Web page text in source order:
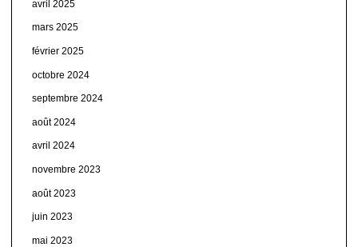
avril 2025
mars 2025
février 2025
octobre 2024
septembre 2024
août 2024
avril 2024
novembre 2023
août 2023
juin 2023
mai 2023